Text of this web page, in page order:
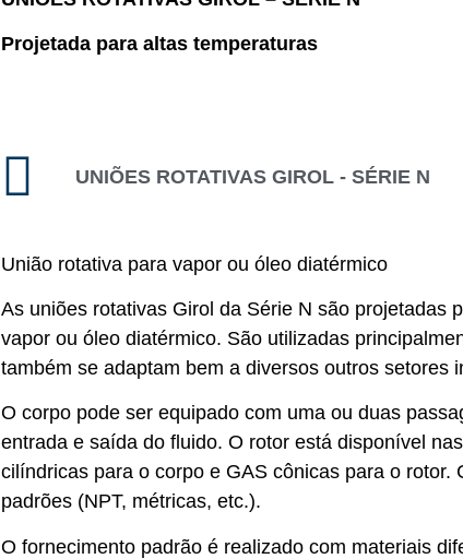
Projetada para altas temperaturas
UNIÕES ROTATIVAS GIROL - SÉRIE N
União rotativa para vapor ou óleo diatérmico
As uniões rotativas Girol da Série N são projetadas
vapor ou óleo diatérmico. São utilizadas
também se adaptam bem a diversos outros setores
O corpo pode ser equipado com uma ou duas
entrada e saída do fluido. O rotor está disponível
cilíndricas para o corpo e GAS cônicas para o
padrões (NPT, métricas, etc.).
O fornecimento padrão é realizado com materiais